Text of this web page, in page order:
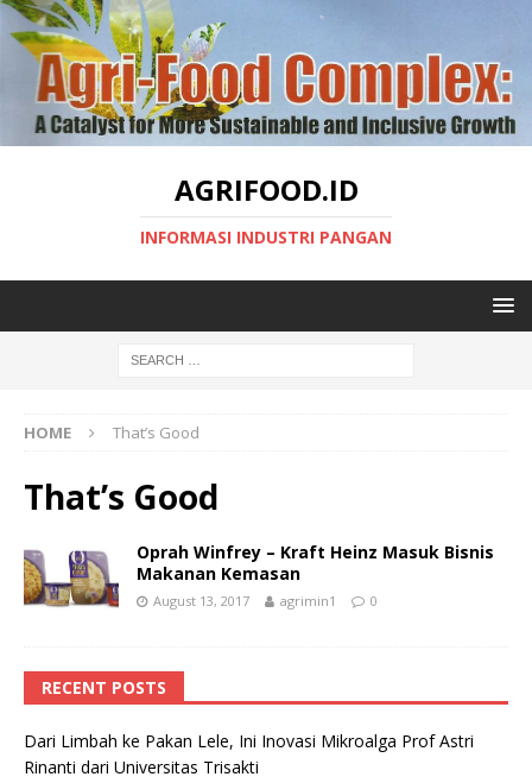
AGRIFOOD.ID
INFORMASI INDUSTRI PANGAN
HOME That’s Good
That’s Good
Oprah Winfrey – Kraft Heinz Masuk Bisnis
Makanan Kemasan
August 13, 2017 agrimin1 0
RECENT POSTS
Dari Limbah ke Pakan Lele, Ini Inovasi Mikroalga Prof Astri
Rinanti dari Universitas Trisakti